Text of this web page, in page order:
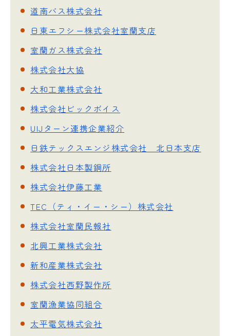
道南バス株式会社
日東エフシー株式会社室蘭支店
室蘭ガス株式会社
株式会社大協
大和工業株式会社
株式会社ビックボイス
UIJターン連携企業紹介
日鉄テックスエンジ株式会社 北日本支店
株式会社日本製鋼所
株式会社伊藤工業
TEC（ティ・イー・シー）株式会社
株式会社室蘭民報社
北興工業株式会社
新和産業株式会社
株式会社西野製作所
室蘭漁業協同組合
太平電気株式会社